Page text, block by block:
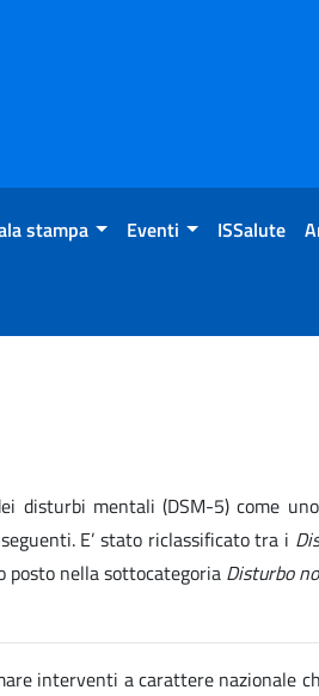
stampa Eventi ISSalute
disturbi mentali (DSM-5) come
E’ stato riclassificato tra i
posto nella sottocategoria Disturbo
interventi a carattere